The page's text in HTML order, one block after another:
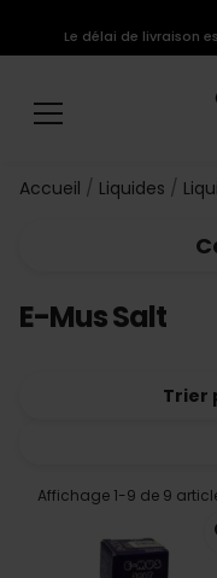
Le délai de livraison
Accueil Liquides
E-Mus Salt
Trier
Affichage 1-9 de 9